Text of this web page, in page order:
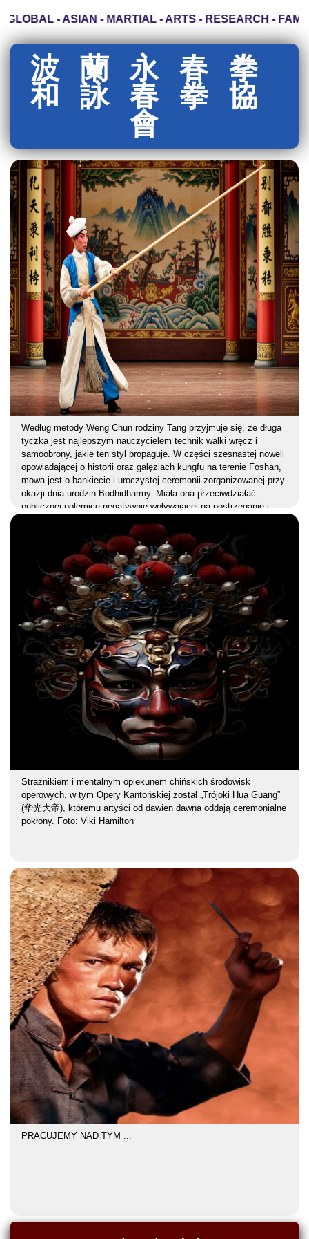
- ASIAN - MARTIAL - ARTS - RESEARCH - FAMILY
波蘭永春拳
和詠春拳協
會
Według metody Weng Chun rodziny Tang przyjmuje się, że długa
tyczka jest najlepszym nauczycielem technik walki wręcz i
samoobrony, jakie ten styl propaguje. W części szesnastej noweli
opowiadającej o historii oraz gałęziach kungfu na terenie Foshan,
mowa jest o bankiecie i uroczystej ceremonii zorganizowanej przy
okazji dnia urodzin Bodhidharmy. Miała ona przeciwdziałać
publicznej polemice negatywnie wpływającej na postrzeganie i
Strażnikiem i mentalnym opiekunem chińskich środowisk
operowych, w tym Opery Kantońskiej został „Trójoki Hua Guang”
(华光大帝), któremu artyści od dawien dawna oddają ceremonialne
pokłony. Foto: Viki Hamilton
PRACUJEMY NAD TYM ...